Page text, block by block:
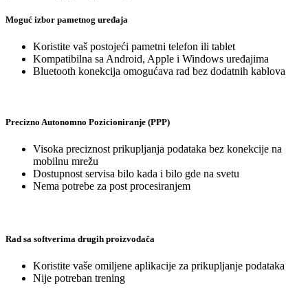
Moguć izbor pametnog uređaja
Koristite vaš postojeći pametni telefon ili tablet
Kompatibilna saAndroid, Apple i Windows uređajima
Bluetooth konekcija omogućava rad bez dodatnih kablova
Precizno Autonomno Pozicioniranje (PPP)
Visoka preciznost prikupljanja podataka bez konekcije na
mobilnu mrežu
Dostupnost servisa bilo kada i bilo gde na svetu
Nema potrebe za post procesiranjem
Rad sa softverima drugih proizvođača
Koristite vaše omiljene aplikacije za prikupljanje podataka
Nije potreban trening